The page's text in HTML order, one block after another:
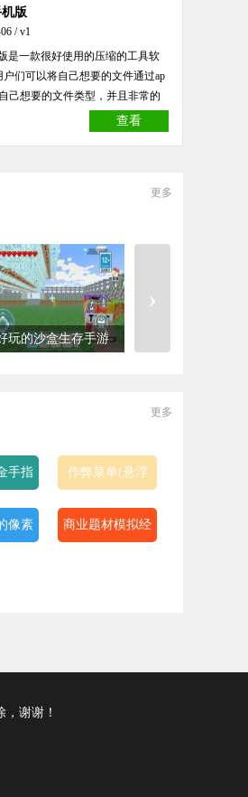
版
/ v1
是一款很好使用的压缩的工具软
们可以将自己想要的文件通过ap
己想要的文件类型，并且非常的
提高用户们的使用效率等等，还有
查看
更多
玩的沙盒生存手游
›
更多
手指 作弊菜单(悬浮
球)游戏
像素 商业题材模拟经
谢谢！